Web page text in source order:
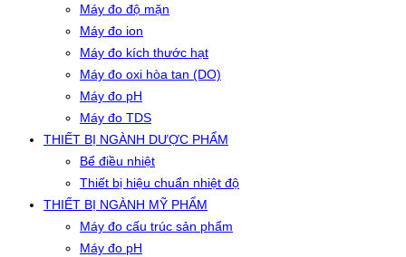
Máy đo độ mặn
Máy đo ion
Máy đo kích thước hạt
Máy đo oxi hòa tan (DO)
Máy đo pH
Máy đo TDS
THIẾT BỊ NGÀNH DƯỢC PHẨM
Bể điều nhiệt
Thiết bị hiệu chuẩn nhiệt độ
THIẾT BỊ NGÀNH MỸ PHẨM
Máy đo cấu trúc sản phẩm
Máy đo pH